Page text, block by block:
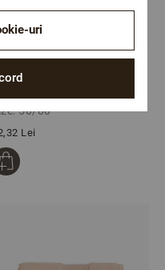
de baie PETRA ECRU
50/80
Lei
uri